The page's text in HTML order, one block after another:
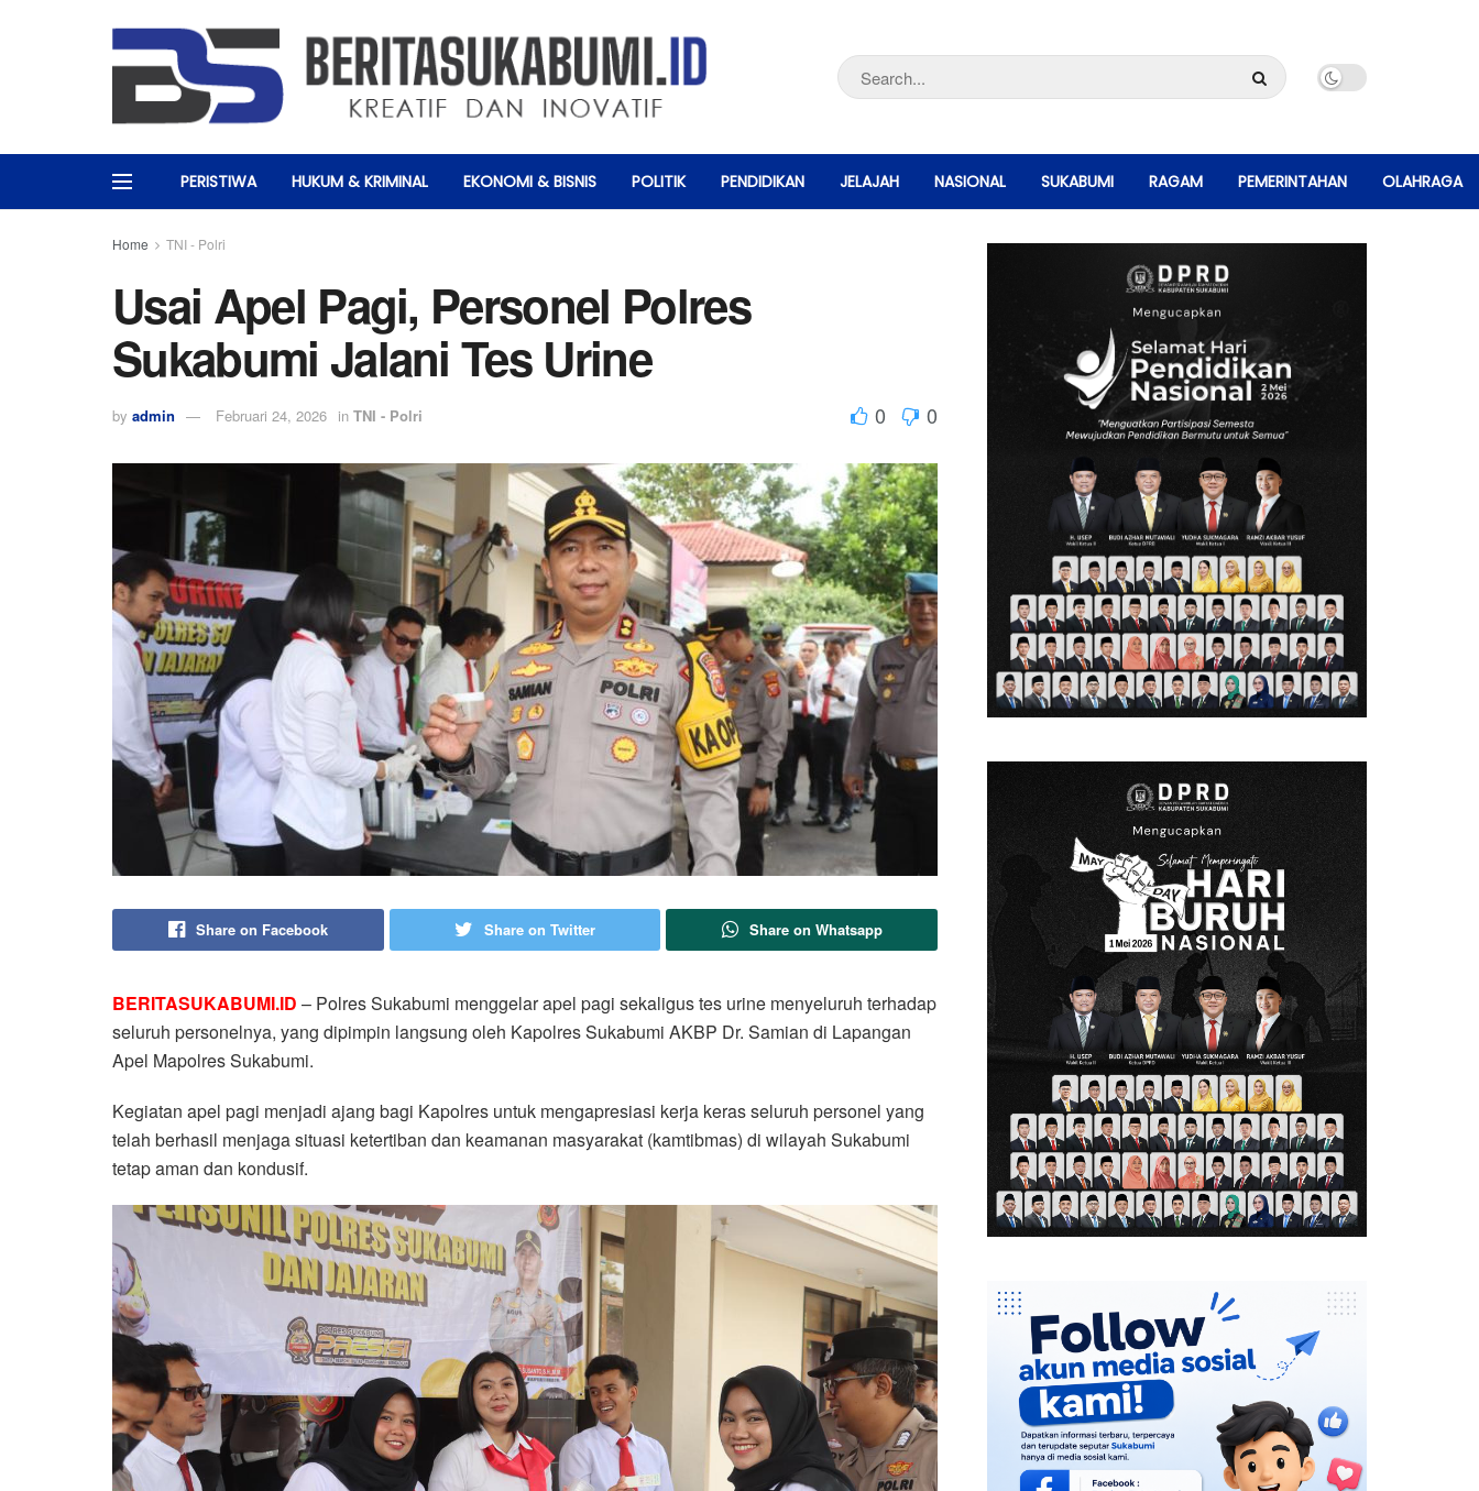
PERISTIWA HUKUM & KRIMINAL EKONOMI & BISNIS POLITIK PENDIDIKAN JELAJAH NASIONAL SUKABUMI RAGAM PEMERINTAHAN OLAHRAGA
Home TNI - Polri
Usai Apel Pagi, Personel Polres
Sukabumi Jalani Tes Urine
by admin Februari 24, 2026 in TNI - Polri 0 0
Share on Facebook Share on Twitter Share on Whatsapp
BERITASUKABUMI.ID – Polres Sukabumi menggelar apel pagi sekaligus tes urine menyeluruh terhadap
seluruh personelnya, yang dipimpin langsung oleh Kapolres Sukabumi AKBP Dr. Samian di Lapangan
Apel Mapolres Sukabumi.
Kegiatan apel pagi menjadi ajang bagi Kapolres untuk mengapresiasi kerja keras seluruh personel yang
telah berhasil menjaga situasi ketertiban dan keamanan masyarakat (kamtibmas) di wilayah Sukabumi
tetap aman dan kondusif.